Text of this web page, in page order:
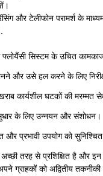
और टेलीफोन परामर्श के
सिस्टम के उचित
और उसे हल करने के लिए
कार्यशील घटकों की मरम्मत
के लिए उन्नयन और संशोधन।
और प्रभावी उपयोग को
अच्छी तरह से प्रशिक्षित है
को अद्वितीय तकनीकी